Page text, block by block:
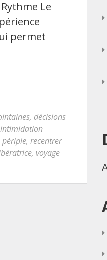
Le
permet
, décisions
intimidation
périple, recentrer
, voyage